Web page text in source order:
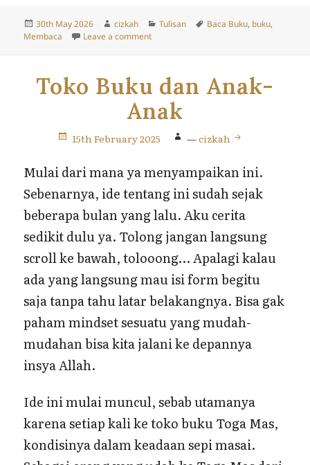
Posted
on
30th May 2026 Author
cizkah Categories
Tulisan Tags
Baca Buku, buku,
Membaca
Leave a commenton Celah Membaca Saat Menjadi Ibu
Toko Buku dan Anak-
Anak
15th February 2025 —cizkah
Mulai dari mana ya menyampaikan ini.
Sebenarnya, ide tentang ini sudah sejak
beberapa bulan yang lalu. Aku cerita
sedikit dulu ya. Tolong jangan langsung
scroll ke bawah, tolooong… Apalagi kalau
ada yang langsung mau isi form begitu
saja tanpa tahu latar belakangnya. Bisa gak
paham mindset sesuatu yang mudah-
mudahan bisa kita jalani ke depannya
insya Allah.
Ide ini mulai muncul, sebab utamanya
karena setiap kali ke toko buku Toga Mas,
kondisinya dalam keadaan sepi masai.